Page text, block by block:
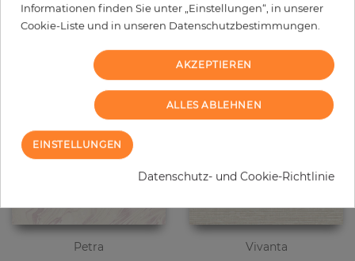
Petra Vivanta
Informationen finden Sie unter „Einstellungen“, in unserer
Cookie-Liste und in unseren Datenschutzbestimmungen.
AKZEPTIEREN
ALLES ABLEHNEN
EINSTELLUNGEN
Datenschutz- und Cookie-Richtlinie